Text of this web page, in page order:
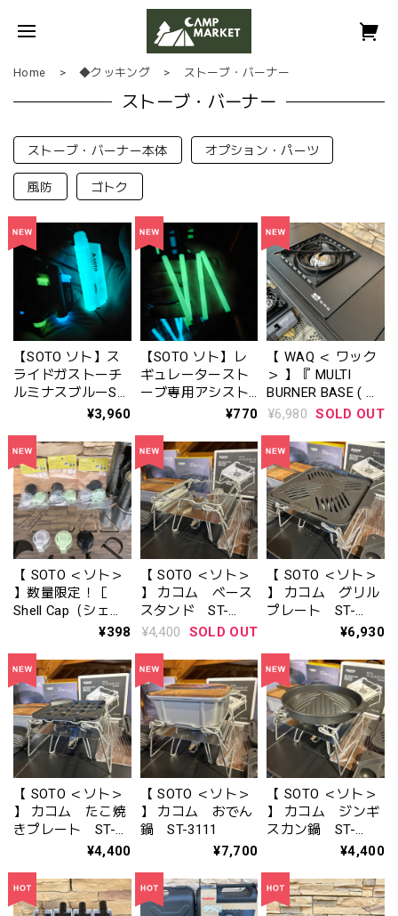
Home ◆クッキング ストーブ・バーナー
ストーブ・バーナー
ストーブ・バーナー本体 オプション・パーツ
風防 ゴトク
【SOTO ソト】ス
ライドガストーチ
ルミナスブルーST-
487LUBL※発売日
限定5,000台
¥3,960
【SOTO ソト】レ
ギュレータースト
ーブ専用アシスト
グリップ ルミナス
ナスブルー( ST-
3105LUBL)※2026
年1月30日 ㈮発売
予定※数量限定
¥770
【 WAQ ＜ ワック
＞ 】『 MULTI
BURNER BASE ( マ
ルチバーナーベー
MBS1-BLACK
¥6,980 SOLD OUT
【 SOTO ＜ソト＞
】数量限定！［
Shell Cap（シェル
キャップ）］３点
ク・クリア・ルミ
ナス（蓄光）＞
ST-SBCP
¥398
【 SOTO ＜ソト＞
】 カコム ベース
スタンド ST-
3110
¥4,400 SOLD OUT
【 SOTO ＜ソト＞
】 カコム グリル
プレート ST-
¥6,930
【 SOTO ＜ソト＞
】 カコム たこ焼
きプレート ST-
¥4,400
【 SOTO ＜ソト＞
】 カコム おでん
鍋 ST-3111
¥7,700
【 SOTO ＜ソト＞
】 カコム ジンギ
スカン鍋 ST-
¥4,400